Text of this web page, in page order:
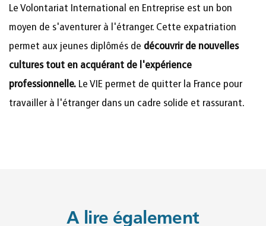
Le Volontariat International en Entreprise est un bon
moyen de s'aventurer à l'étranger. Cette expatriation
permet aux jeunes diplômés de découvrir de nouvelles
cultures tout en acquérant de l'expérience
professionnelle. Le VIE permet de quitter la France pour
travailler à l'étranger dans un cadre solide et rassurant.
A lire également